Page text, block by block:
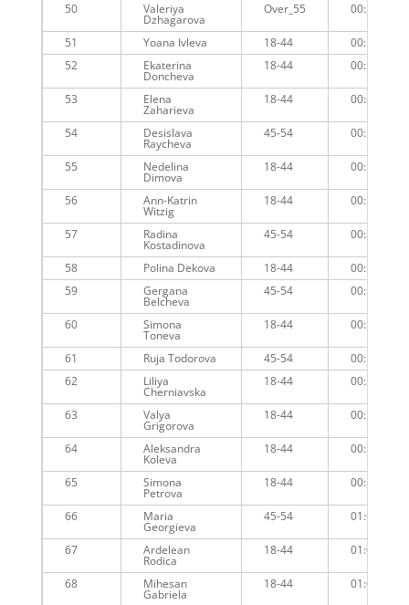
50 Valeriya
Dzhagarova
Over_55 00:57:34
51 Yoana Ivleva 18-44
00:57:43
52
Ekaterina
Doncheva
18-44 00:57:49
53 Elena
Zaharieva
18-44 00:58:57
54 Desislava
Raycheva
45-54 00:57:45
55 Nedelina
Dimova
18-44 00:58:21
56 Ann-Katrin
Witzig
18-44 00:58:24
57 Radina
Kostadinova
45-54 00:58:18
58 Polina Dekova 18-44
00:58:37
59
Gergana
Belcheva
45-54 00:58:17
60 Simona
Toneva
18-44 00:58:53
61 Ruja Todorova 45-54
00:59:39
62
Liliya
Cherniavska
18-44 00:59:35
63 Valya
Grigorova
18-44 00:59:02
64 Aleksandra
Koleva
18-44 00:58:42
65 Simona
Petrova
18-44 00:59:07
66 Maria
Georgieva
45-54 01:00:15
67 Ardelean
Rodica
18-44 01:00:03
68 Mihesan
Gabriela
18-44 01:00:03